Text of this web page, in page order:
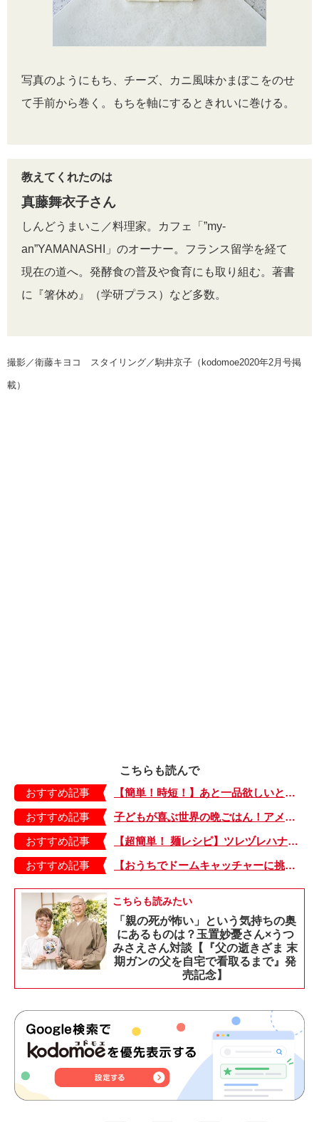
写真のようにもち、チーズ、カニ風味かまぼこをのせ
て手前から巻く。もちを軸にするときれいに巻ける。
教えてくれたのは
真藤舞衣子さん
しんどうまいこ／料理家。カフェ「”my-
an”YAMANASHI」のオーナー。フランス留学を経て
現在の道へ。発酵食の普及や食育にも取り組む。著書
に『箸休め』（学研プラス）など多数。
撮影／衛藤キヨコ スタイリング／駒井京子（kodomoe2020年2月号掲
載）
こちらも読んで
おすすめ記事
【簡単！時短！】あと一品欲しいときにおすすめの「卵とレタスの炒めもの」のレシピ
おすすめ記事
子どもが喜ぶ世界の晩ごはん！アメリカのフライドチキン＆フライドポテト
おすすめ記事
【超簡単！ 麺レシピ】ツレヅレハナコさんに聞く、パパッと作れる「オイルサーディンとミニトマトの冷製パスタ」
おすすめ記事
【おうちでドームキャッチャーに挑戦だ】アンパンマン わくわくドームキャッチャー
こちらも読みたい
「親の死が怖い」という気持ちの奥
にあるものは？玉置妙憂さん×うつ
みさえさん対談【『父の逝きざま 末
期ガンの父を自宅で看取るまで』発
売記念】